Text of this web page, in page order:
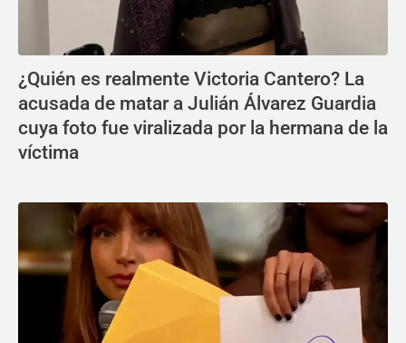
¿Quién es realmente Victoria Cantero? La
acusada de matar a Julián Álvarez Guardia
cuya foto fue viralizada por la hermana de la
víctima